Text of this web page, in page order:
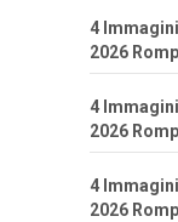
4
2026
4
2026
4
2026